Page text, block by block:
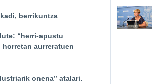
berrikuntza
“herri-apustu
aurreratuen
onena” atalari.